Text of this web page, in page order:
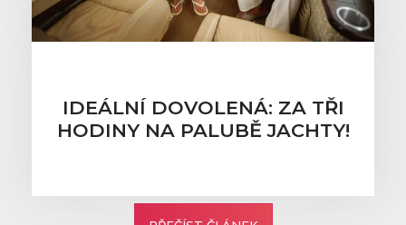
IDEÁLNÍ DOVOLENÁ: ZA TŘI
HODINY NA PALUBĚ JACHTY!